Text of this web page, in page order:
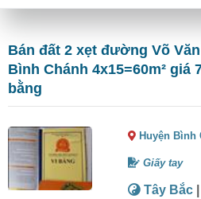
Bán đất 2 xẹt đường Võ
Bình Chánh 4x15=60m² giá
bằng
Huyện
Giấy tay
Tây Bắc